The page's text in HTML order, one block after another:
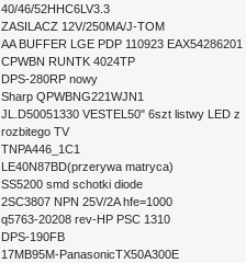
40/46/52HHC6LV3.3
ZASILACZ 12V/250MA/J-TOM
AA BUFFER LGE PDP 110923 EAX54286201
CPWBN RUNTK 4024TP
DPS-280RP nowy
Sharp QPWBNG221WJN1
JL.D50051330 VESTEL50" 6szt listwy LED z
rozbitego TV
TNPA446_1C1
LE40N87BD(przerywa matryca)
SS5200 smd schotki diode
2SC3807 NPN 25V/2A hfe=1000
q5763-20208 rev-HP PSC 1310
DPS-190FB
17MB95M-PanasonicTX50A300E